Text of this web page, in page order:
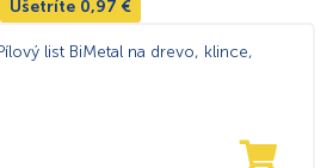
Ušetríte 0,97 €
list BiMetal na drevo, klince,